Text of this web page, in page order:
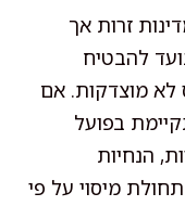
זרות אך
מישראל. סעיף 9א נועד להבטיח
לא מוצדקות. אם
בפועל
הנחיות
תחולת מיסוי על פי